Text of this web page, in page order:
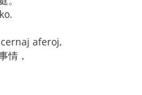
aferoj,
情，